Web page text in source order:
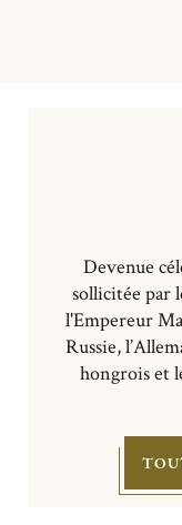
Devenue
sollicitée par
l'Empereur
Russie,
hongrois et